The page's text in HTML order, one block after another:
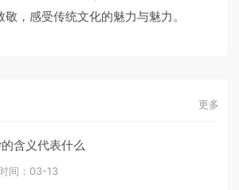
，感受传统文化的魅力与魅力。
更多
含义代表什么
间：03-13